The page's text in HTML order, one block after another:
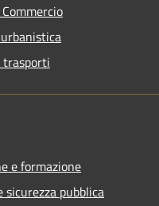
trasporti
e formazione
sicurezza pubblica